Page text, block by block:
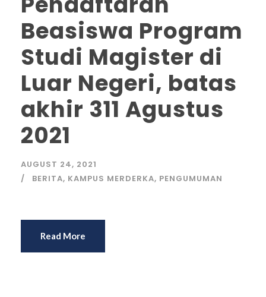
Beasiswa Program
Studi Magister di
Luar Negeri, batas
akhir 311 Agustus
2021
AUGUST 24, 2021
BERITA, KAMPUS MERDERKA, PENGUMUMAN
Read More